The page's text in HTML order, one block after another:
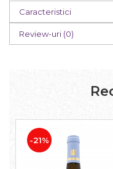
Caracteristici
Review-uri (0)
-21%